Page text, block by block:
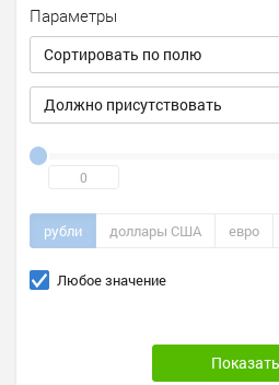
Параметры
Сортировать по полю
Должно присутствовать
рубли доллары США евро
Любое значение